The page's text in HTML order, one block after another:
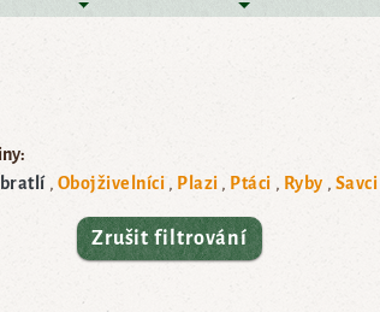
Obojživelníci Plazi Ptáci Ryby Savci
Zrušit filtrování